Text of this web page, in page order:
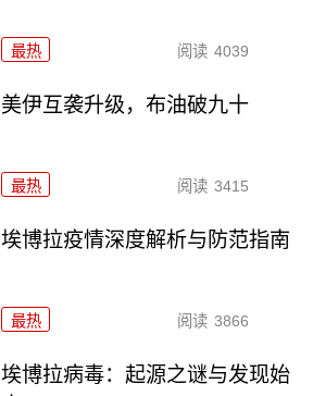
最热 阅读 4039
美伊互袭升级，布油破九十
最热 阅读 3415
埃博拉疫情深度解析与防范指南
最热 阅读 3866
埃博拉病毒：起源之谜与发现始